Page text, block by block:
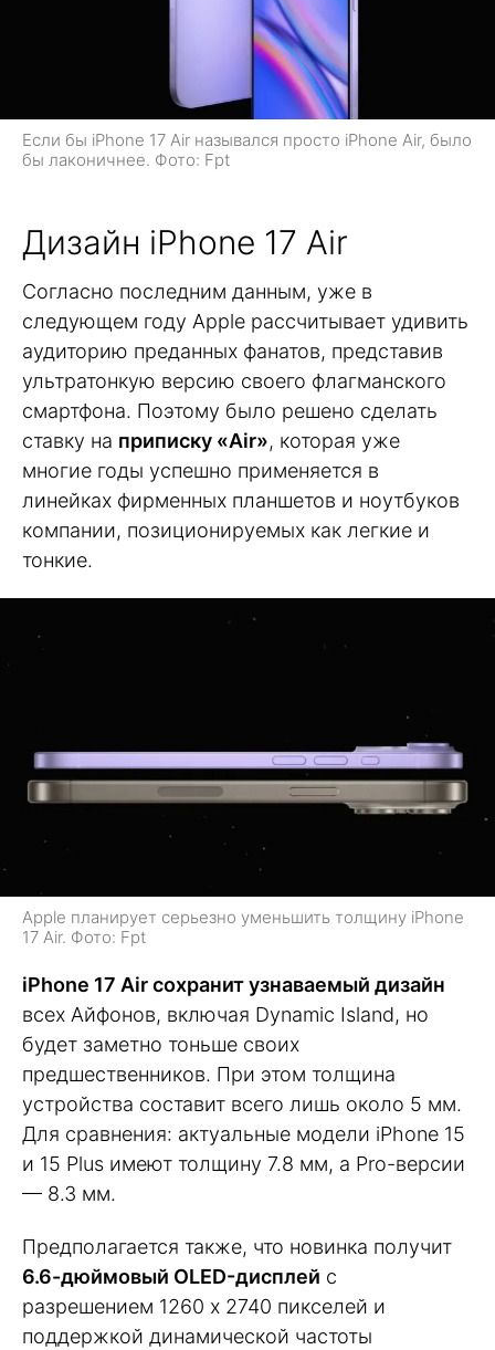
Если бы iPhone 17 Air назывался просто iPhone Air, было
бы лаконичнее. Фото: Fpt
Дизайн iPhone 17 Air
Согласно последним данным, уже в
следующем году Apple рассчитывает удивить
аудиторию преданных фанатов, представив
ультратонкую версию своего флагманского
смартфона. Поэтому было решено сделать
ставку на приписку «Air», которая уже
многие годы успешно применяется в
линейках фирменных планшетов и ноутбуков
компании, позиционируемых как легкие и
тонкие.
Apple планирует серьезно уменьшить толщину iPhone
17 Air. Фото: Fpt
iPhone 17 Air сохранит узнаваемый дизайн
всех Айфонов, включая Dynamic Island, но
будет заметно тоньше своих
предшественников. При этом толщина
устройства составит всего лишь около 5 мм.
Для сравнения: актуальные модели iPhone 15
и 15 Plus имеют толщину 7.8 мм, а Pro-версии
— 8.3 мм.
Предполагается также, что новинка получит
6.6-дюймовый OLED-дисплей с
разрешением 1260 x 2740 пикселей и
поддержкой динамической частоты